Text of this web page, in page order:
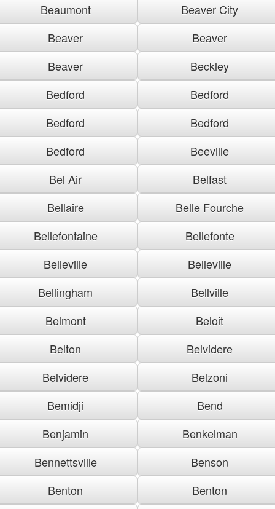
Beaumont
Beaver City
Beaver
Beaver
Beaver
Beckley
Bedford
Bedford
Bedford
Bedford
Bedford
Beeville
Bel Air
Belfast
Bellaire
Belle Fourche
Bellefontaine
Bellefonte
Belleville
Belleville
Bellingham
Bellville
Belmont
Beloit
Belton
Belvidere
Belvidere
Belzoni
Bemidji
Bend
Benjamin
Benkelman
Bennettsville
Benson
Benton
Benton